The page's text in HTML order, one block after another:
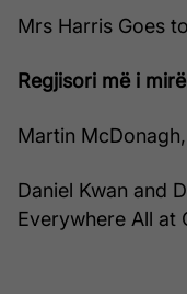
Mrs Harris Goes
Regjisori më i mirë
Martin
Daniel Kwan and
Everywhere All at